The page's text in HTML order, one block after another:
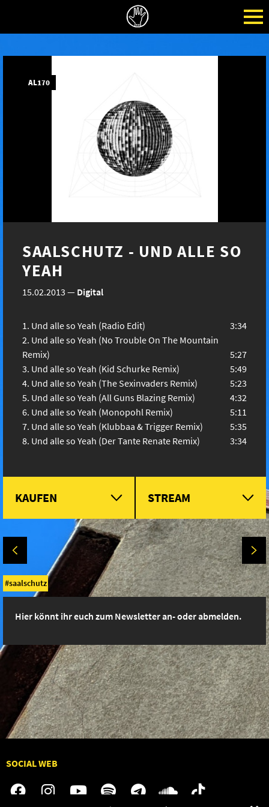
AL170
SAALSCHUTZ - UND ALLE SO
YEAH
15.02.2013 — Digital
Und alle so Yeah (Radio Edit)
3:34
Und alle so Yeah (No Trouble On The Mountain
Remix)
5:27
Und alle so Yeah (Kid Schurke Remix)
5:49
Und alle so Yeah (The Sexinvaders Remix)
5:23
Und alle so Yeah (All Guns Blazing Remix)
4:32
Und alle so Yeah (Monopohl Remix)
5:11
Und alle so Yeah (Klubbaa & Trigger Remix)
5:35
Und alle so Yeah (Der Tante Renate Remix)
3:34
KAUFEN STREAM
saalschutz
Hier könnt ihr euch zum Newsletter an- oder abmelden.
SOCIAL WEB